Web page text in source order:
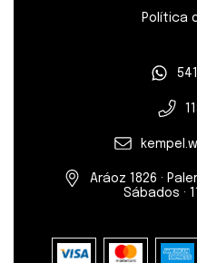
Política
Aráoz 1826 ·
Sábados ·